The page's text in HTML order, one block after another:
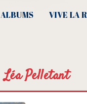
ALBUMS VIVE LA
Léa Pelletant